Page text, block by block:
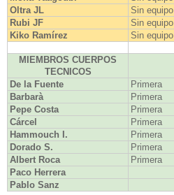
Oltra JL
Sin equipo
Rubi JF
Sin equipo
Kiko Ramírez
Sin equipo
MIEMBROS CUERPOS
TECNICOS
De la Fuente
Primera
Barbarà
Primera
Pepe Costa
Primera
Cárcel
Primera
Hammouch I.
Primera
Dorado S.
Primera
Albert Roca
Primera
Paco Herrera
Pablo Sanz